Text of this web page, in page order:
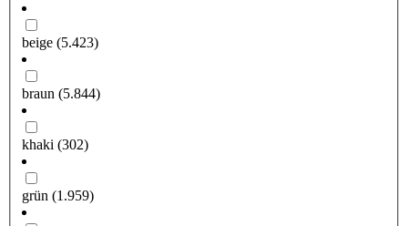
beige (5.423)
braun (5.844)
khaki (302)
grün (1.959)